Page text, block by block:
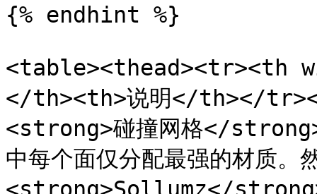
{% endhint %}
<table><thead><tr><th
</th><th>说明</th></
<strong>碰撞网格</
中每个面仅分配最强的材质。